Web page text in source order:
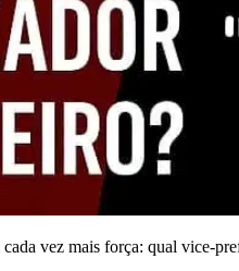
vez mais força: qual vice-